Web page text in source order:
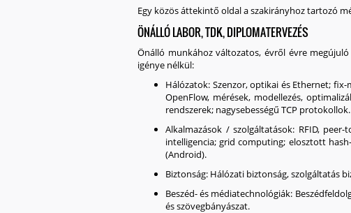
Egy közös áttekintő oldal a szakirányhoz tartozó
ÖNÁLLÓ LABOR, TDK, DIPLOMATERVEZÉS
Önálló munkához változatos, évről évre
igénye nélkül:
Hálózatok: Szenzor, optikai és Ethernet;
OpenFlow, mérések, modellezés,
rendszerek; nagysebességű TCP protokollok.
Alkalmazások / szolgáltatások: RFID,
intelligencia; grid computing; elosztott
(Android).
Biztonság: Hálózati biztonság, szolgáltatás
Beszéd- és médiatechnológiák:
és szövegbányászat.